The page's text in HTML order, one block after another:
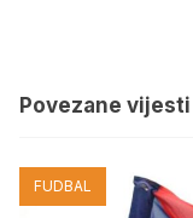
Povezane vijesti
FUDBAL